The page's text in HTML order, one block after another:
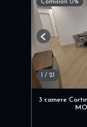
Comision 0%
1 / 21
Previous
3 camere